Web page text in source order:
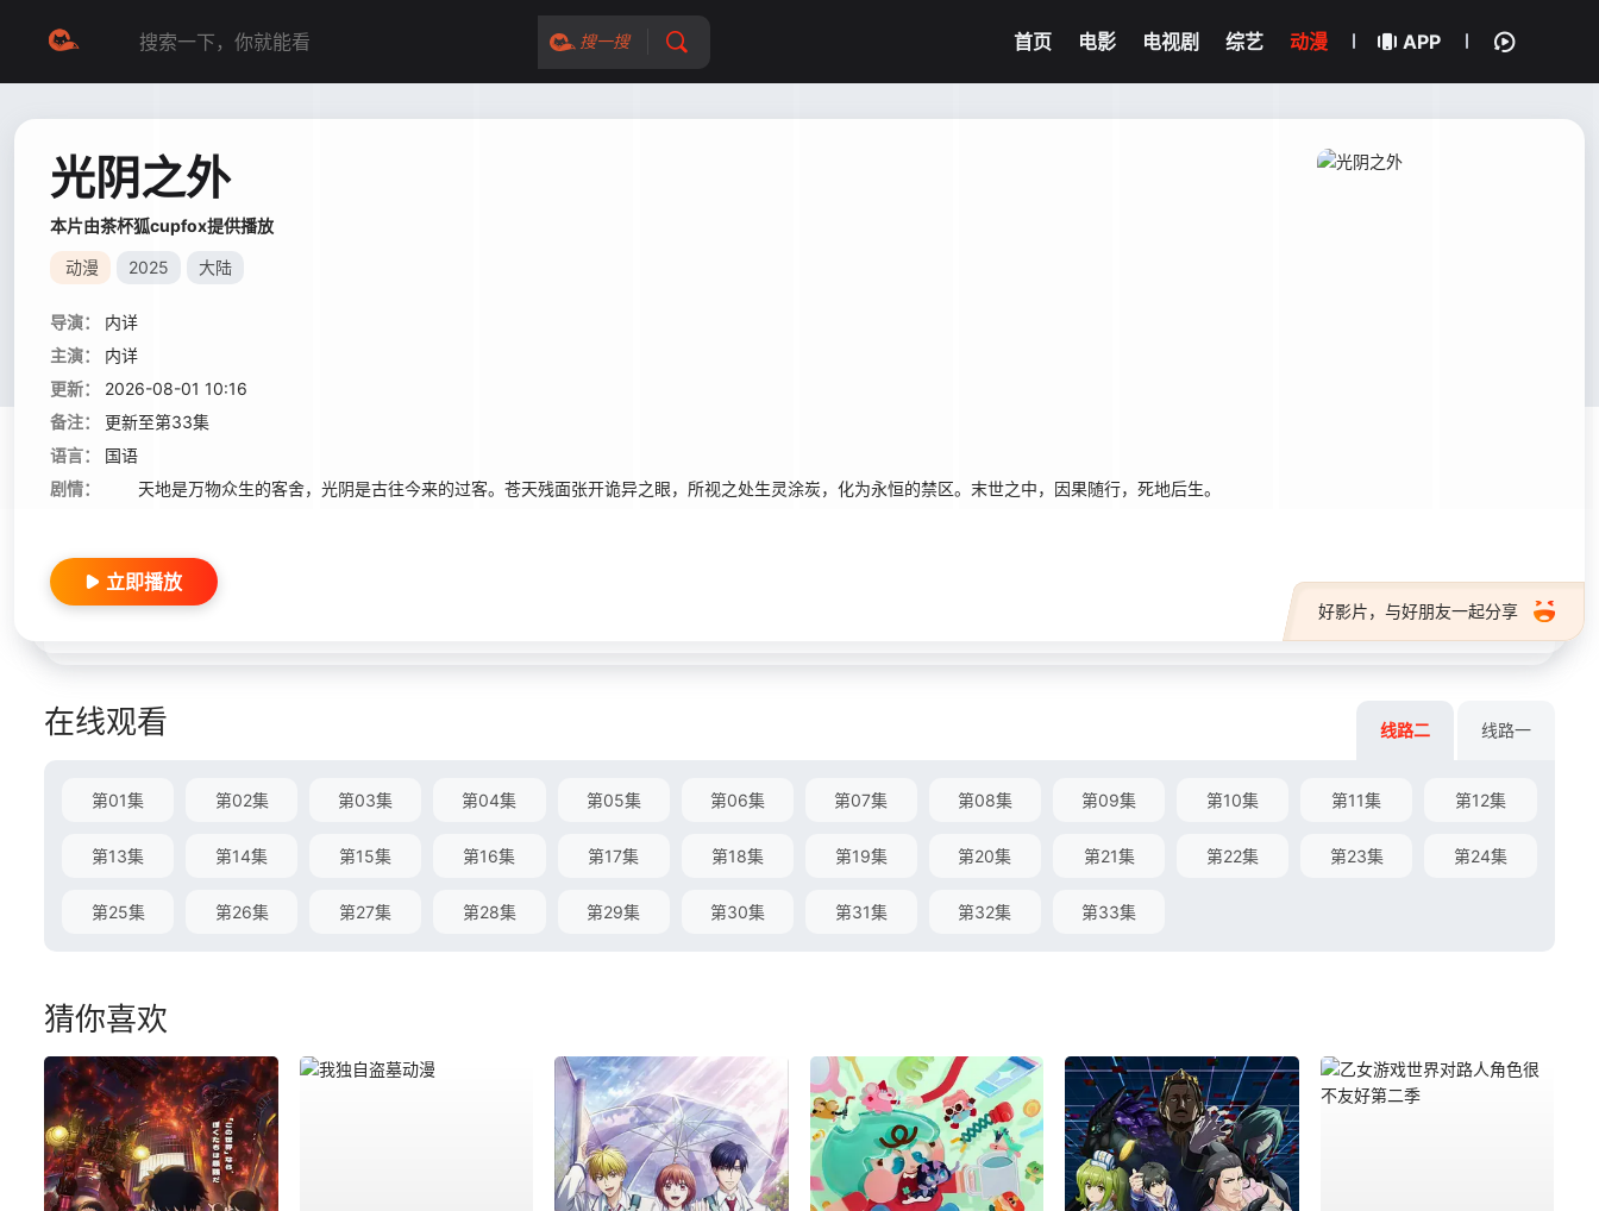
搜一搜 首页 电影 电视剧 综艺 动漫 APP
光阴之外
本片由茶杯狐cupfox提供播放
动漫 2025 大陆
导演：
内详
主演：
内详
更新：
2026-08-01 10:16
备注：
更新至第33集
语言：
国语
剧情：
天地是万物众生的客舍，光阴是古往今来的过客。苍天残面张开诡异之眼，所视之处生灵涂炭，化为永恒的禁区。末世之中，因果随行，死地后生。
好影片，与好朋友一起分享
立即播放
在线观看 线路二 线路一
第01集 第02集 第03集 第04集 第05集 第06集 第07集 第08集 第09集 第10集 第11集 第12集
第13集 第14集 第15集 第16集 第17集 第18集 第19集 第20集 第21集 第22集 第23集 第24集
第25集 第26集 第27集 第28集 第29集 第30集 第31集 第32集 第33集
猜你喜欢